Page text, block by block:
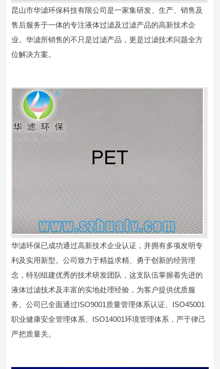
昆山市华滤环保科技有限公司是一家集研发、生产、销售及
售后服务于一体的专注液体过滤及过滤产品的高新技术企
业。华滤所销售的不只是过滤产品，更是过滤技术问题全方
位解决方案。
华滤环保已成功通过高新技术企业认证，并拥有多项发明专
利及实用新型。公司致力于精益求精、勇于创新的经营理
念，特别组建优秀的技术研发团队，这支队伍掌握着先进的
液体过滤技术及丰富的实地处理经验，为客户提供优质服
务。公司已全面通过ISO9001质量管理体系认证、ISO45001
职业健康安全管理体系、ISO14001环境管理体系，严于律己
严把质量关。